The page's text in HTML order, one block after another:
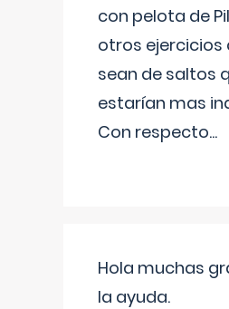
con pelota de
otros ejercicios
sean de saltos
estarían mas
Con respecto...
Hola muchas
la ayuda.